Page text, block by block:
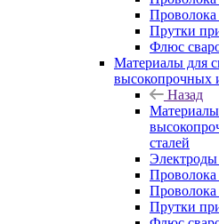
Прутки
Флюс
Материалы для
высокопрочных
Назад
сталей
Прутки